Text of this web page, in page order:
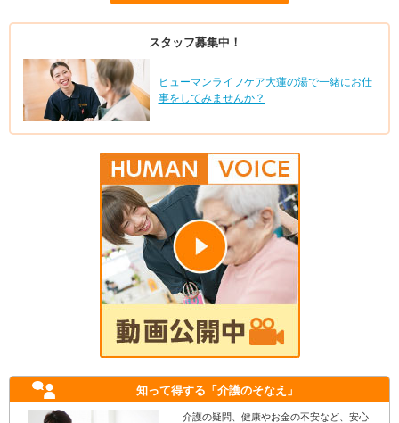
スタッフ募集中！
ヒューマンライフケア大蓮の湯で一緒にお仕
事をしてみませんか？
知って得する 「介護のそなえ」
介護の疑問、健康やお金の不安など、安心